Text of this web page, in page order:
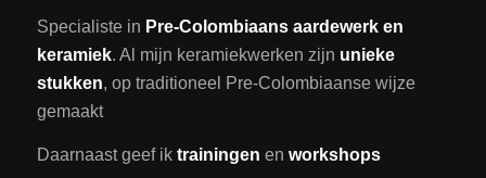
Specialiste in Pre-Colombiaans aardewerk en
keramiek. Al mijn keramiekwerken zijn unieke
stukken, op traditioneel Pre-Colombiaanse wijze
gemaakt
Daarnaast geef ik trainingen en workshops